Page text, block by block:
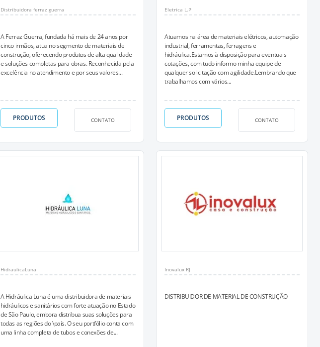
Distribuidora ferraz guerra
A Ferraz Guerra, fundada há mais de 24 anos por
cinco irmãos, atua no segmento de materiais de
construção, oferecendo produtos de alta qualidade
e soluções completas para obras. Reconhecida pela
excelência no atendimento e por seus valores...
PRODUTOS CONTATO
Eletrica L.P
Atuamos na área de materiais elétricos, automação
industrial, ferramentas, ferragens e
hidráulica.Estamos à disposição para eventuais
cotações, com tudo informo minha equipe de
qualquer solicitação com agilidade.Lembrando que
trabalhamos com vários...
PRODUTOS CONTATO
HidraulicaLuna
A Hidráulica Luna é uma distribuidora de materiais
hidráulicos e sanitários com forte atuação no Estado
de São Paulo, embora distribua suas soluções para
todas as regiões do \país. O seu portfólio conta com
uma linha completa de tubos e conexões de...
Inovalux RJ
DISTRIBUIDOR DE MATERIAL DE CONSTRUÇÃO